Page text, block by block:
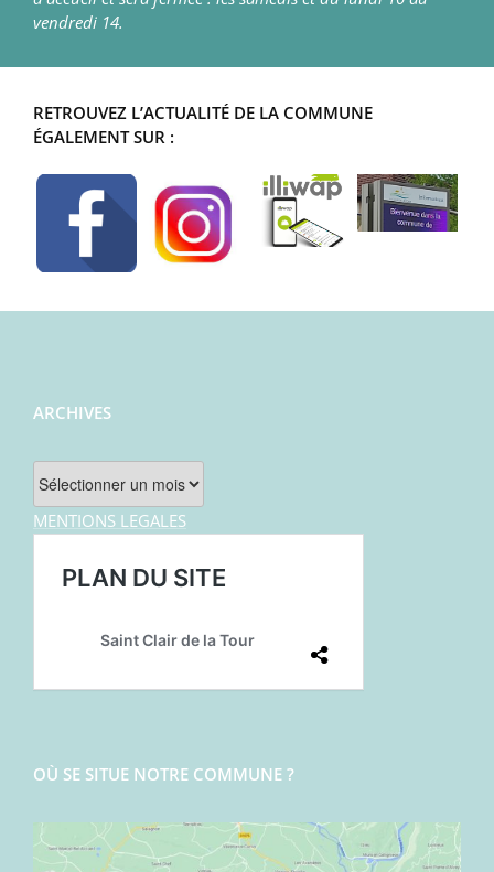
vendredi 14.
RETROUVEZ L’ACTUALITÉ DE LA COMMUNE
ÉGALEMENT SUR :
ARCHIVES
Archives
MENTIONS LEGALES
OÙ SE SITUE NOTRE COMMUNE ?